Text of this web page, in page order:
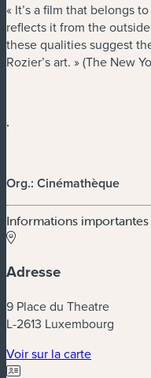
« It’s a film that belongs
reflects it from the
these qualities suggest
Rozier’s art. » (The New
.
Org.: Cinémathèque
Informations importantes
Adresse
9 Place du Theatre
L-2613 Luxembourg
Voir sur la carte(nouvelle